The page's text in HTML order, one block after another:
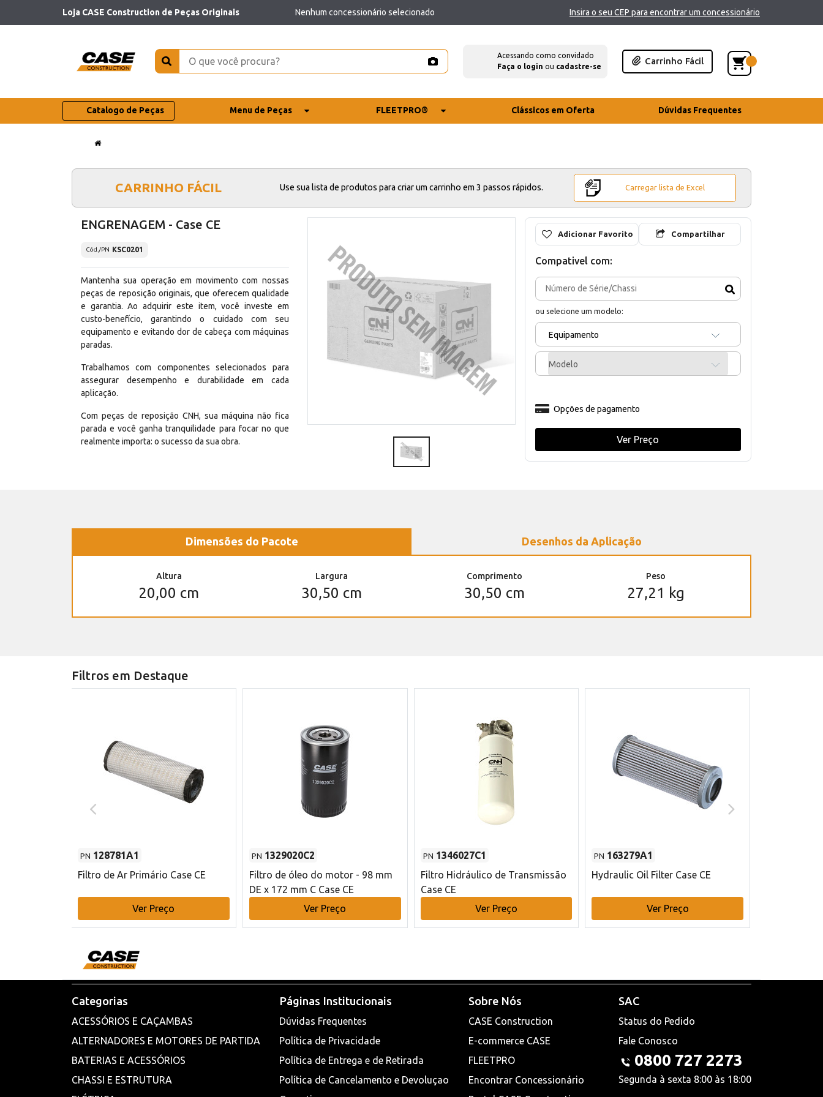
Loja CASE Construction de Peças Originais Nenhum concessionário selecionado Insira o seu CEP para encontrar um concessionário
Acessando como convidado
Faça o login ou cadastre-se
Carrinho Fácil
Catalogo de Peças Menu de Peças FLEETPRO® Clássicos em Oferta Dúvidas Frequentes
CARRINHO FÁCIL Use sua lista de produtos para criar um carrinho em 3 passos rápidos. Carregar lista de Excel
ENGRENAGEM - Case CE
Cód./PN KSC0201
Mantenha sua operação em movimento com nossas
peças de reposição originais, que oferecem qualidade
e garantia. Ao adquirir este item, você investe em
custo-benefício, garantindo o cuidado com seu
equipamento e evitando dor de cabeça com máquinas
paradas.
Trabalhamos com componentes selecionados para
assegurar desempenho e durabilidade em cada
aplicação.
Com peças de reposição CNH, sua máquina não fica
parada e você ganha tranquilidade para focar no que
realmente importa: o sucesso da sua obra.
Adicionar Favorito Compartilhar
Compativel com:
ou selecione um modelo:
Equipamento
Modelo
Opções de pagamento
Ver Preço
Dimensões do Pacote Desenhos da Aplicação
Altura
20,00 cm
Largura
30,50 cm
Comprimento
30,50 cm
Peso
27,21 kg
Filtros em Destaque
PN 128781A1
Filtro de Ar Primário Case CE
Ver Preço
PN 1329020C2
Filtro de óleo do motor - 98 mm
DE x 172 mm C Case CE
Ver Preço
PN 1346027C1
Filtro Hidráulico de Transmissão
Case CE
Ver Preço
PN 163279A1
Hydraulic Oil Filter Case CE
Ver Preço
Categorias
ACESSÓRIOS E CAÇAMBAS
ALTERNADORES E MOTORES DE PARTIDA
BATERIAS E ACESSÓRIOS
CHASSI E ESTRUTURA
Páginas Institucionais
Dúvidas Frequentes
Política de Privacidade
Política de Entrega e de Retirada
Política de Cancelamento e Devoluçao
Sobre Nós
CASE Construction
E-commerce CASE
FLEETPRO
Encontrar Concessionário
SAC
Status do Pedido
Fale Conosco
0800 727 2273
Segunda à sexta 8:00 às 18:00